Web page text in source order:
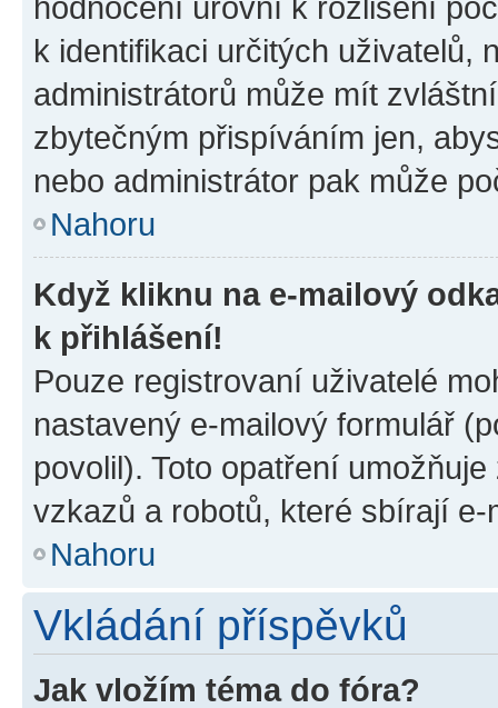
k identifikaci určitých uživatelů,
administrátorů může mít
zbytečným přispíváním jen,
nebo administrátor pak může
Nahoru
Když kliknu na e-mailový
k přihlášení!
Pouze registrovaní uživatelé
nastavený e-mailový formulář
povolil). Toto opatření
vzkazů a robotů, které sbírají e-
Nahoru
Vkládání příspěvků
Jak vložím téma do fóra?